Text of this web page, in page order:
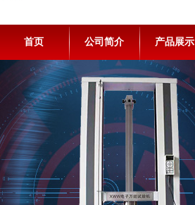
首页 公司简介 产品展示